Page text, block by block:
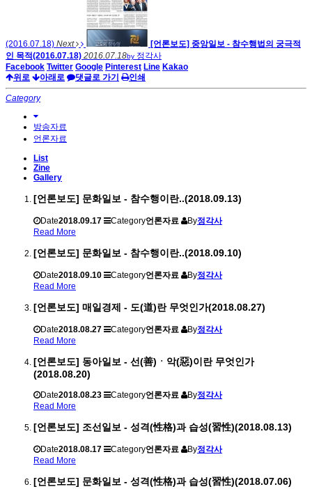
(2016.07.18) Next
[언론보도] 중앙일보 - 참수행법의 궁극적
인 목적(2016.07.18) 2016.07.18by 정각사
Facebook Twitter Google Pinterest Line Kakao
위로
아래로 댓글로 가기 인쇄
Category
방송자료
언론자료
List
Zine
Gallery
[언론보도] 문화일보 - 참수행이란..(2018.09.13)
Date2018.09.17 Category언론자료 By정각사
Read More
[언론보도] 문화일보 - 참수행이란..(2018.09.10)
Date2018.09.10 Category언론자료 By정각사
Read More
[언론보도] 매일경제 - 도(道)란 무엇인가(2018.08.27)
Date2018.08.27 Category언론자료 By정각사
Read More
[언론보도] 동아일보 - 선(善)ㆍ악(惡)이란 무엇인가
(2018.08.20)
Date2018.08.23 Category언론자료 By정각사
Read More
[언론보도] 조선일보 - 성격(性格)과 습성(習性)(2018.08.13)
Date2018.08.17 Category언론자료 By정각사
Read More
[언론보도] 문화일보 - 성격(性格)과 습성(習性)(2018.07.06)